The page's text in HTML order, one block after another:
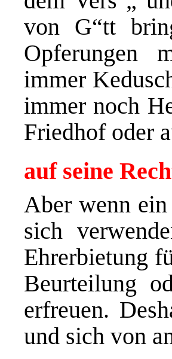
von G“tt
Opferungen
immer
immer noch
Friedhof oder
auf seine
Aber wenn
sich
Ehrerbietung
Beurteilung
erfreuen.
und sich von